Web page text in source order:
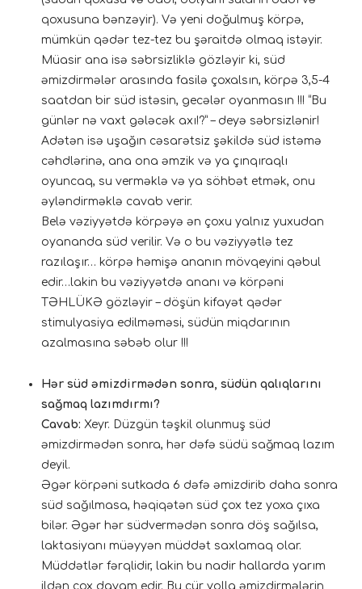
qoxusuna bənzəyir). Və yeni doğulmuş körpə,
mümkün qədər tez-tez bu şəraitdə olmaq istəyir.
Müasir ana isə səbrsizliklə gözləyir ki, süd
əmizdirmələr arasında fasilə çoxalsın, körpə 3,5-4
saatdan bir süd istəsin, gecələr oyanmasın !!! “Bu
günlər nə vaxt gələcək axı!?” – deyə səbrsizlənir!
Adətən isə uşağın cəsarətsiz şəkildə süd istəmə
cəhdlərinə, ana ona əmzik və ya çınqıraqlı
oyuncaq, su verməklə və ya söhbət etmək, onu
əyləndirməklə cavab verir.
Belə vəziyyətdə körpəyə ən çoxu yalnız yuxudan
oyananda süd verilir. Və o bu vəziyyətlə tez
razılaşır… körpə həmişə ananın mövqeyini qəbul
edir…lakin bu vəziyyətdə ananı və körpəni
TƏHLÜKƏ gözləyir – döşün kifayət qədər
stimulyasiya edilməməsi, südün miqdarının
azalmasına səbəb olur !!!
Hər süd əmizdirmədən sonra, südün qalıqlarını
sağmaq lazımdırmı?
Cavab: Xeyr. Düzgün təşkil olunmuş süd
əmizdirmədən sonra, hər dəfə südü sağmaq lazım
deyil.
Əgər körpəni sutkada 6 dəfə əmizdirib daha sonra
süd sağılmasa, həqiqətən süd çox tez yoxa çıxa
bilər. Əgər hər südvermədən sonra döş sağılsa,
laktasiyanı müəyyən müddət saxlamaq olar.
Müddətlər fərqlidir, lakin bu nadir hallarda yarım
ildən çox davam edir. Bu cür yolla əmizdirmələrin